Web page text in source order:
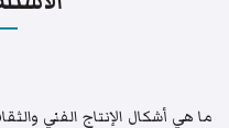
ما هي أشكال الإنتاج الفني